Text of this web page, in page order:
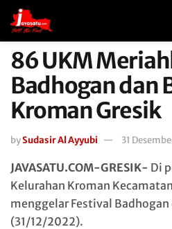
86 UKM
Badhogan dan
Kroman Gresik
bySudasir Al Ayyubi 31
JAVASATU.COM-GRESIK- Di
Kelurahan Kroman
menggelar Festival Badhogan
(31/12/2022).